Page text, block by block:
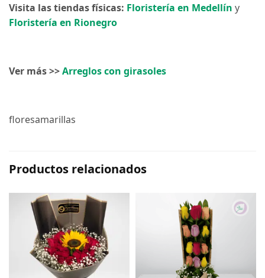
Visita las tiendas físicas: Floristería en Medellíny
Floristería en Rionegro
Ver más >>Arreglos con girasoles
floresamarillas
Productos relacionados